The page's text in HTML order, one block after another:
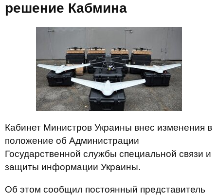
решение Кабмина
Кабинет Министров Украины внес изменения в
положение об Администрации
Государственной службы специальной связи и
защиты информации Украины.
Об этом сообщил постоянный представитель